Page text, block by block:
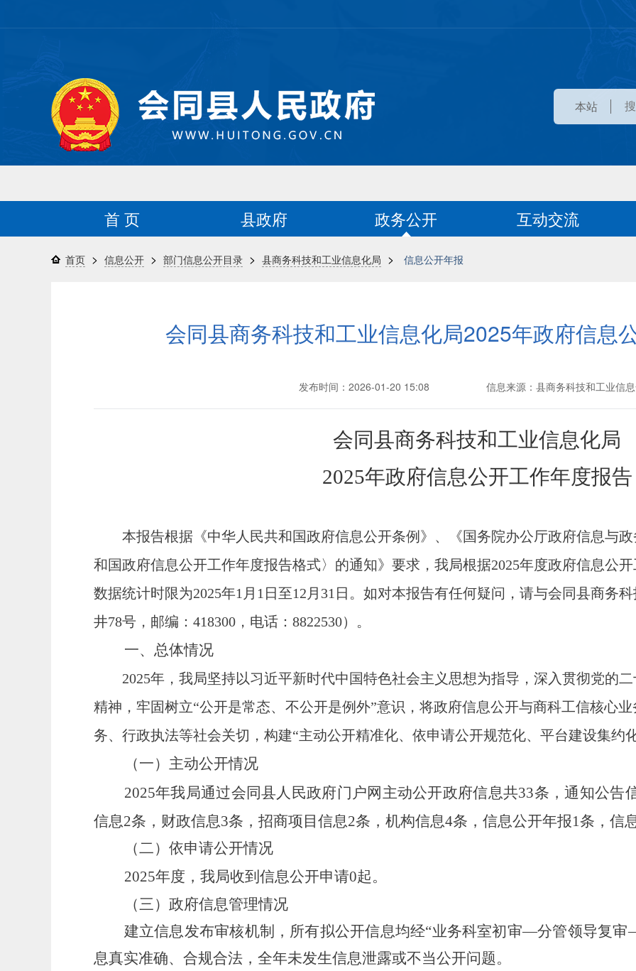
本站
首 页 县政府 政务公开 互动交流
首页 > 信息公开 > 部门信息公开目录 > 县商务科技和工业信息化局 > 信息公开年报
会同县商务科技和工业信息化局2025年政府信息
发布时间：2026-01-20 15:08 信息来源：县商务科技和工业信
会同县商务科技和工业信息化局
2025年政府信息公开工作年度报告
本报告根据《中华人民共和国政府信息公开条例》、《国务院办公厅政府信息与
和国政府信息公开工作年度报告格式〉的通知》要求，我局根据2025年度政府信息公
数据统计时限为2025年1月1日至12月31日。如对本报告有任何疑问，请与会同县商务
井78号 ，邮编： 418300，电话 ： 8822530）。
一、 总体情况
2025年，我局坚持以习近平新时代中国特色社会主义思想为指导，深入贯彻党的
精神，牢固树立“公开是常态、不公开是例外”意识，将政府信息公开与商科工信核心
务、行政执法等社会关切，构建“主动公开精准化、依申请公开规范化、平台建设集约
（一） 主动公开情况
2025年我局通过会同县人民政府门户网主动公开政府信息共33条，通知公告
信息2条， 财政信息3条， 招商项目信息2条 ， 机构信息4条，信息公开年报1条，信
（二）依申请公开情况
2025年度， 我局收到信息公开申请0起。
（三）政府信息管理情况
建立信息发布审核机制，所有拟公开信息均经“业务科室初审—分管领导复审
息真实准确、合规合法，全年未发生信息泄露或不当公开问题。